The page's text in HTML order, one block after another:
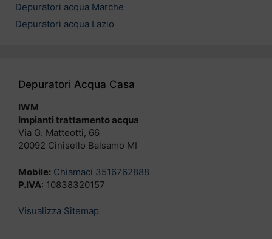
Depuratori acqua Marche
Depuratori acqua Lazio
Depuratori Acqua Casa
IWM
Impianti trattamento acqua
Via G. Matteotti, 66
20092 Cinisello Balsamo MI
Mobile: Chiamaci 3516762888
P.IVA: 10838320157
Visualizza Sitemap